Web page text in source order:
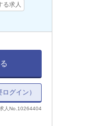
る求人
グイン）
人No.10264404